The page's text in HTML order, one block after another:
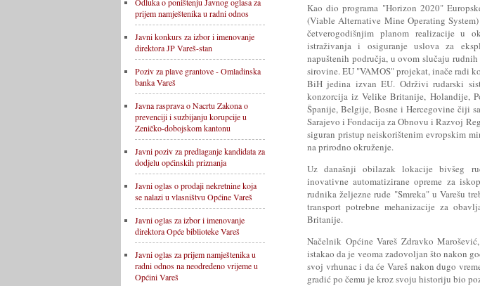
prijem namještenika u radni odnos
Javni konkurs za izbor i imenovanje
direktora JP Vareš-stan
Poziv za plave grantove - Omladinska
banka Vareš
Javna rasprava o Nacrtu Zakona o
prevenciji i suzbijanju korupcije u
Zeničko-dobojskom kantonu
Javni poziv za predlaganje kandidata za
dodjelu općinskih priznanja
Javni oglas o prodaji nekretnine koja
se nalazi u vlasništvu Općine Vareš
Javni oglas za izbor i imenovanje
direktora Opće biblioteke Vareš
Javni oglas za prijem namještenika u
radni odnos na neodređeno vrijeme u
Općini Vareš
Kao dio programa "Horizon 2020"
(Viable Alternative Mine Operating
četverogodišnjim planom realizacije u
istraživanja i osiguranje uslova za
napuštenih područja, u ovom slučaju
sirovine. EU "VAMOS" projekat, inače radi
BiH jedina izvan EU. Održivi rudarski
konzorcija iz Velike Britanije, Holandije,
Španije, Belgije, Bosne i Hercegovine čiji
Sarajevo i Fondacija za Obnovu i Razvoj
siguran pristup neiskorištenim evropskim
na prirodno okruženje.
Uz današnji obilazak lokacije bivšeg
inovativne automatizirane opreme za
rudnika željezne rude "Smreka" u Varešu
transport potrebne mehanizacije za
Britanije.
Načelnik Općine Vareš Zdravko
istakao da je veoma zadovoljan što nakon
svoj vrhunac i da će Vareš nakon dugo
gradić po čemu je kroz svoju historiju bio